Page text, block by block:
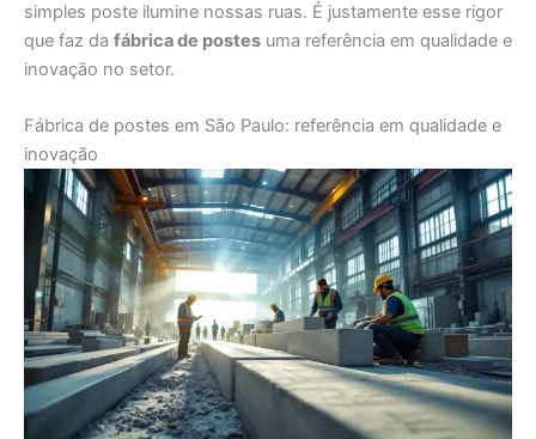
simples poste ilumine nossas ruas. É justamente esse rigor
que faz da fábrica de postes uma referência em qualidade e
inovação no setor.
Fábrica de postes em São Paulo: referência em qualidade e
inovação